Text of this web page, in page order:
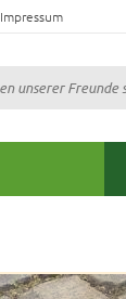
Impressum